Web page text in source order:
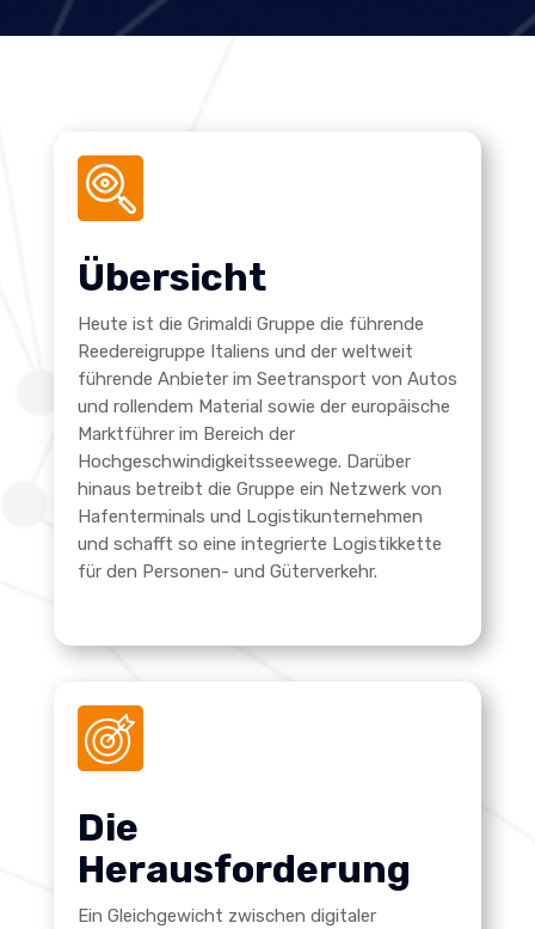
Übersicht
Heute ist die Grimaldi Gruppe die führende
Reedereigruppe Italiens und der weltweit
führende Anbieter im Seetransport von Autos
und rollendem Material sowie der europäische
Marktführer im Bereich der
Hochgeschwindigkeitsseewege. Darüber
hinaus betreibt die Gruppe ein Netzwerk von
Hafenterminals und Logistikunternehmen
und schafft so eine integrierte Logistikkette
für den Personen- und Güterverkehr.
Die
Herausforderung
Ein Gleichgewicht zwischen digitaler